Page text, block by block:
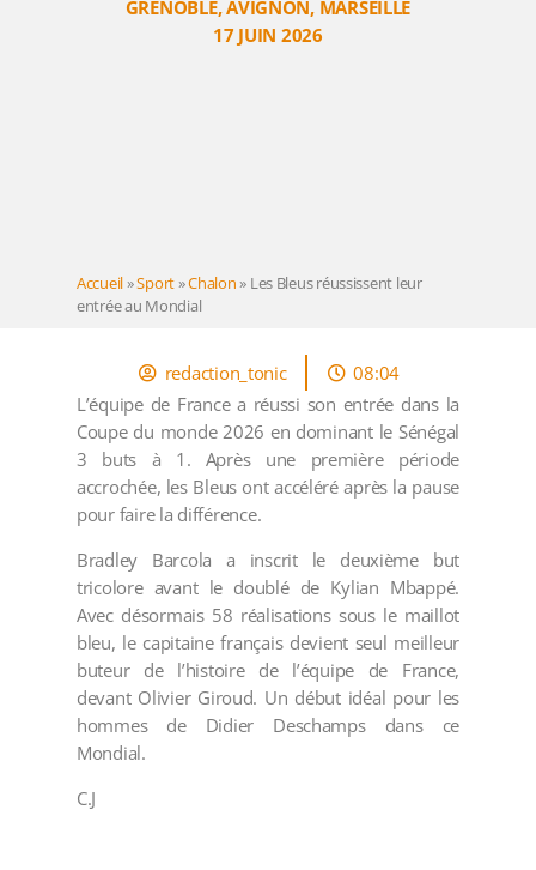
GRENOBLE,AVIGNON, MARSEILLE
17 JUIN 2026
Accueil»Sport»Chalon» Les Bleus réussissent leur
entrée au Mondial
redaction_tonic
08:04
L’équipe de France a réussi son entrée dans la
Coupe du monde 2026 en dominant le Sénégal
3 buts à 1. Après une première période
accrochée, les Bleus ont accéléré après la pause
pour faire la différence.
Bradley Barcola a inscrit le deuxième but
tricolore avant le doublé de Kylian Mbappé.
Avec désormais 58 réalisations sous le maillot
bleu, le capitaine français devient seul meilleur
buteur de l’histoire de l’équipe de France,
devant Olivier Giroud. Un début idéal pour les
hommes de Didier Deschamps dans ce
Mondial.
C.J